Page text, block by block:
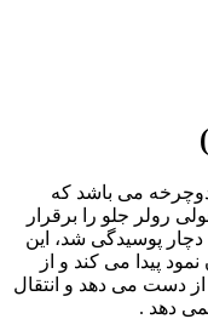
می باشد که
رولر جلو را برقرار
پوسیدگی شد، این
پیدا می کند و از
از دست می دهد و انتقال
دهد .